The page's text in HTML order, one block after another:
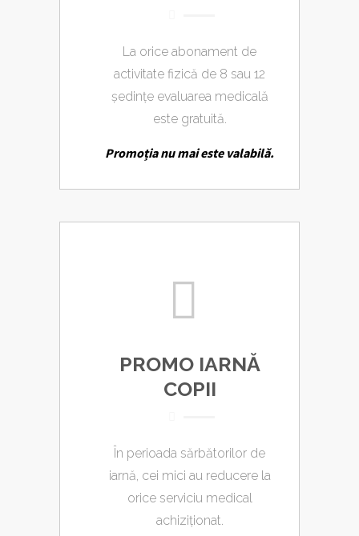
La orice abonament de
activitate fizică de 8 sau 12
ședințe evaluarea medicală
este gratuită.
Promoția nu mai este valabilă.
PROMO IARNĂ
COPII
În perioada sărbătorilor de
iarnă, cei mici au reducere la
orice serviciu medical
achiziționat.